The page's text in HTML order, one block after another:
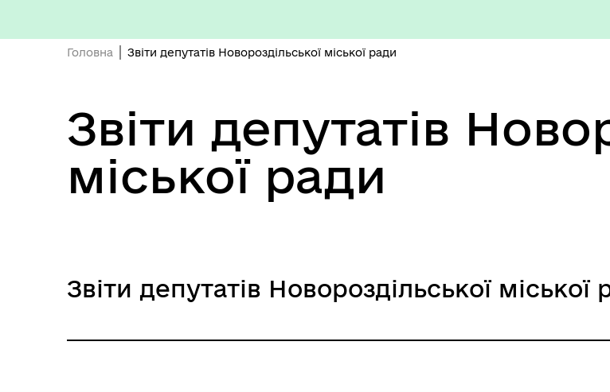
Головна Звіти депутатів Новороздільської міської ради
Звіти депутатів
міської ради
Звіти депутатів Новороздільської міської